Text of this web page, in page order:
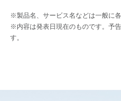
※製品名、サービス名などは一般に
※内容は発表日現在のものです。予
す。